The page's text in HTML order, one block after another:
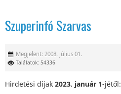
Szuperinfó Szarvas
Megjelent: 2008. július 01.
Találatok: 54336
Hirdetési díjak 2023. január 1-jétől: